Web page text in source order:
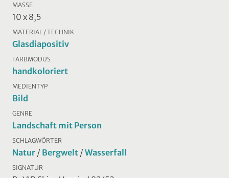
MASSE
10 x 8,5
MATERIAL / TECHNIK
Glasdiapositiv
FARBMODUS
handkoloriert
MEDIENTYP
Bild
GENRE
Landschaft mit Person
SCHLAGWÖRTER
Natur / Bergwelt / Wasserfall
SIGNATUR